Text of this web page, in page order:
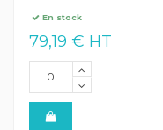
En stock
79,19 € HT